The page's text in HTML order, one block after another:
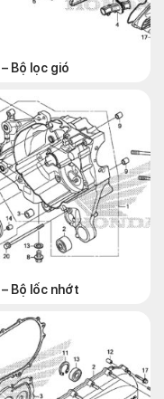
Bộ lọc gió
Bộ lốc nhớt